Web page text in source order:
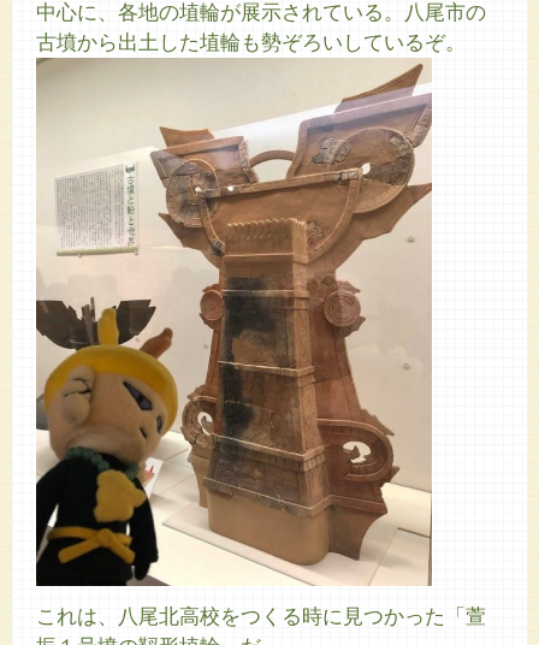
中心に、各地の埴輪が展示されている。八尾市の
古墳から出土した埴輪も勢ぞろいしているぞ。
これは、八尾北高校をつくる時に見つかった「萱